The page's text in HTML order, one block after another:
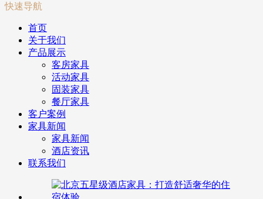
快速导航
首页
关于我们
产品展示
客房家具
活动家具
固装家具
餐厅家具
客户案例
家具新闻
家具新闻
酒店资讯
联系我们